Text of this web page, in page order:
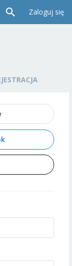
Zaloguj się